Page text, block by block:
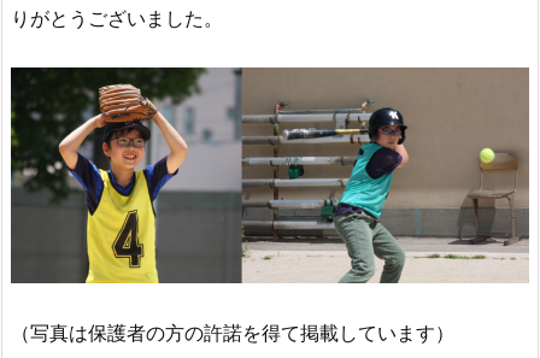
りがとうございました。
（写真は保護者の方の許諾を得て掲載しています）